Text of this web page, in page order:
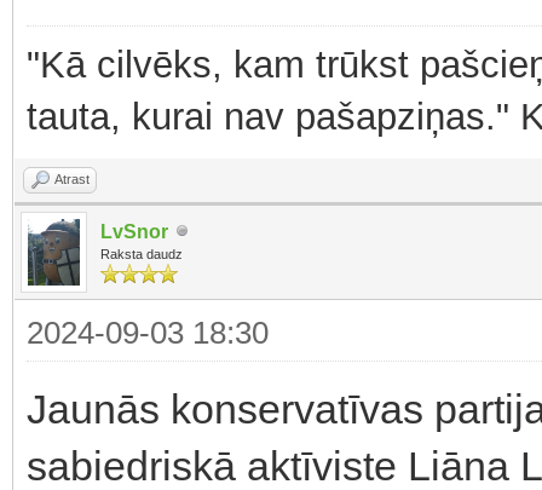
"Kā cilvēks, kam trūkst
tauta, kurai nav pašapziņas."
Atrast
LvSnor
Raksta daudz
2024-09-03 18:30
Jaunās konservatīvas
sabiedriskā aktīviste Liāna